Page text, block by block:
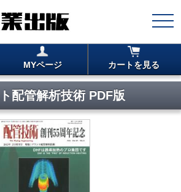
MYページ カートを見る
配管解析技術 PDF版